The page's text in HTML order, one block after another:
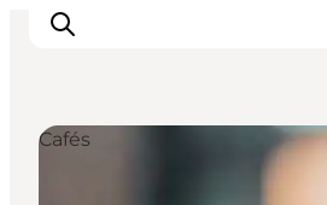
Cafés